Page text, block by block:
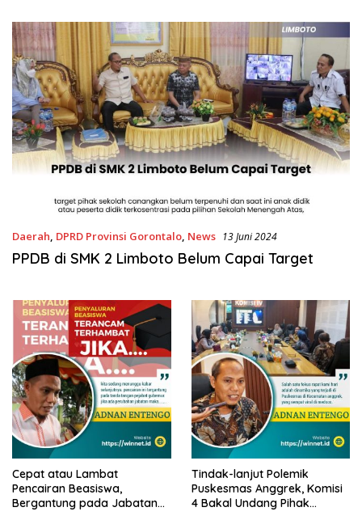
Daerah DPRD Provinsi Gorontalo News 13 Juni 2024
PPDB di SMK 2 Limboto Belum Capai Target
Cepat atau Lambat
Pencairan Beasiswa,
Bergantung pada Jabatan
Tindak-lanjut Polemik
Puskesmas Anggrek, Komisi
4 Bakal Undang Pihak